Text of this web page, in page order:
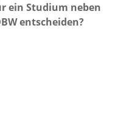
ein Studium neben
entscheiden?